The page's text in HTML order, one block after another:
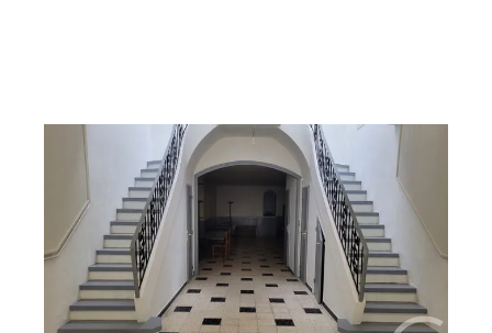
CUXAC D AUDE 11
, 5 pièces
Ref : 5686
Maison à vendre
192 000 €